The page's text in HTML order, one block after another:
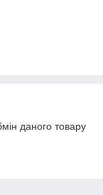
даного товару